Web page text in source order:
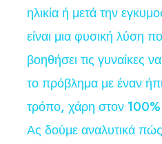
ηλικία ή μετά την
είναι μια φυσική λύση
βοηθήσει τις γυναίκες
το πρόβλημα με έναν
τρόπο, χάρη στον
Ας δούμε αναλυτικά